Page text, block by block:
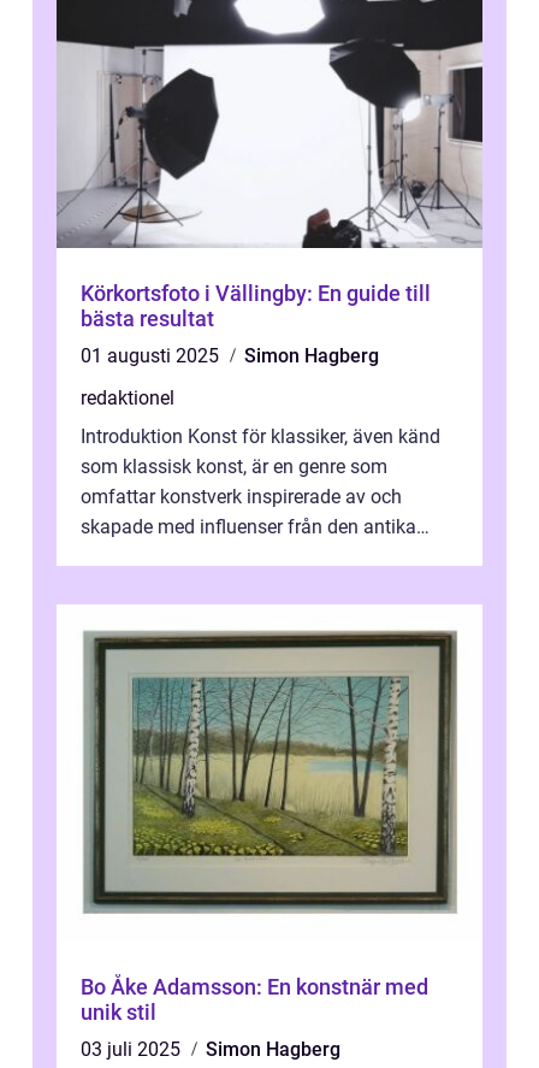
Körkortsfoto i Vällingby: En guide till
bästa resultat
01 augusti 2025
Simon Hagberg
redaktionel
Introduktion Konst för klassiker, även känd
som klassisk konst, är en genre som
omfattar konstverk inspirerade av och
skapade med influenser från den antika
Bo Åke Adamsson: En konstnär med
unik stil
03 juli 2025
Simon Hagberg